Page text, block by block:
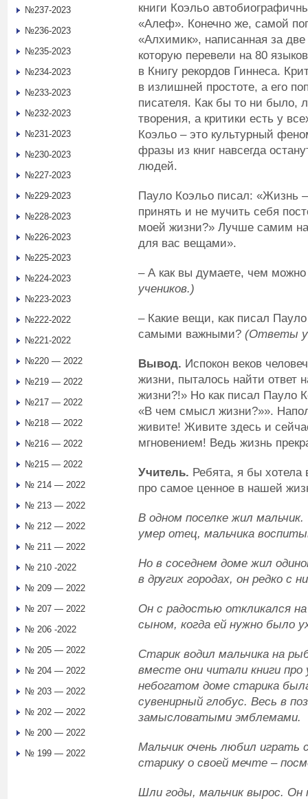
книги Коэльо
«Алеф». Конечно же, самой
«Алхимик», написанная за
которую перевели на 80
в Книгу рекордов Гиннеса.
в излишней простоте, а его
писателя. Как бы то ни было,
творения, а критики есть у
Коэльо – это культурный
фразы из книг навсегда
людей.
Пауло Коэльо писал: «Жизнь
принять и не мучить себя
моей жизни?» Лучше самим
для вас вещами».
– А как вы думаете, чем
учеников.)
– Какие вещи, как писал
самыми важными? (Ответы
Вывод. Испокон веков
жизни, пыталось найти ответ
жизни?!» Но как писал Пауло
«В чем смысл жизни?»».
живите! Живите здесь и
мгновением! Ведь жизнь
Учитель. Ребята, я бы хотела
про самое ценное в нашей
В одном поселке жил
умер отец, мальчика
Но в соседнем доме жил
в других городах, он редко с
Он с радостью откликался
сыном, когда ей нужно было
Старик водил мальчика на
вместе они читали книги
небогатом доме старика
сувенирный глобус. Весь в
замысловатыми эмблемами.
Мальчик очень любил играть
старику о своей мечте –
Шли годы, мальчик вырос. Он
№237-2023
№236-2023
№235-2023
№234-2023
№233-2023
№232-2023
№231-2023
№230-2023
№227-2023
№229-2023
№228-2023
№226-2023
№225-2023
№224-2023
№223-2023
№222-2022
№221-2022
№220 — 2022
№219 — 2022
№217 — 2022
№218 — 2022
№216 — 2022
№215 — 2022
№ 214 — 2022
№ 213 — 2022
№ 212 — 2022
№ 211 — 2022
№ 210 -2022
№ 209 — 2022
№ 207 — 2022
№ 206 -2022
№ 205 — 2022
№ 204 — 2022
№ 203 — 2022
№ 202 — 2022
№ 200 — 2022
№ 199 — 2022